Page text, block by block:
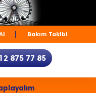
Bakım Takibi
875 77 85